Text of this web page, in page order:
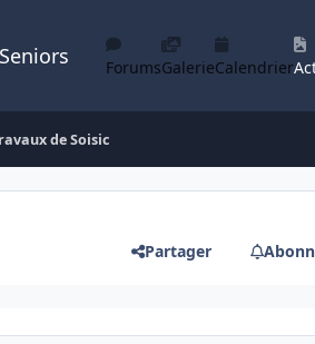
ForumsGalerieCalendrier
de Soisic
Partager